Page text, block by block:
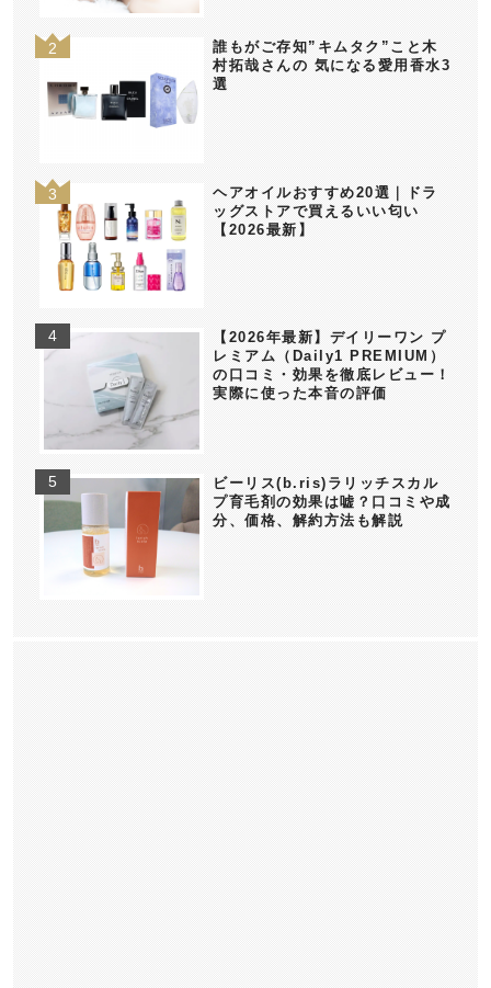
誰もがご存知”キムタク”こと木
村拓哉さんの 気になる愛用香水3
選
ヘアオイルおすすめ20選｜ドラ
ッグストアで買えるいい匂い
【2026最新】
【2026年最新】デイリーワン プ
レミアム（Daily1 PREMIUM）
の口コミ・効果を徹底レビュー！
実際に使った本音の評価
ビーリス(b.ris)ラリッチスカル
プ育毛剤の効果は嘘？口コミや成
分、価格、解約方法も解説